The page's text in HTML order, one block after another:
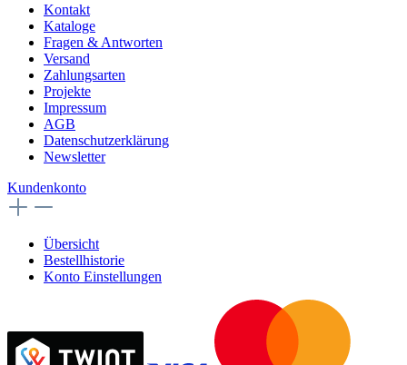
Kontakt
Kataloge
Fragen & Antworten
Versand
Zahlungsarten
Projekte
Impressum
AGB
Datenschutzerklärung
Newsletter
Kundenkonto
Übersicht
Bestellhistorie
Konto Einstellungen